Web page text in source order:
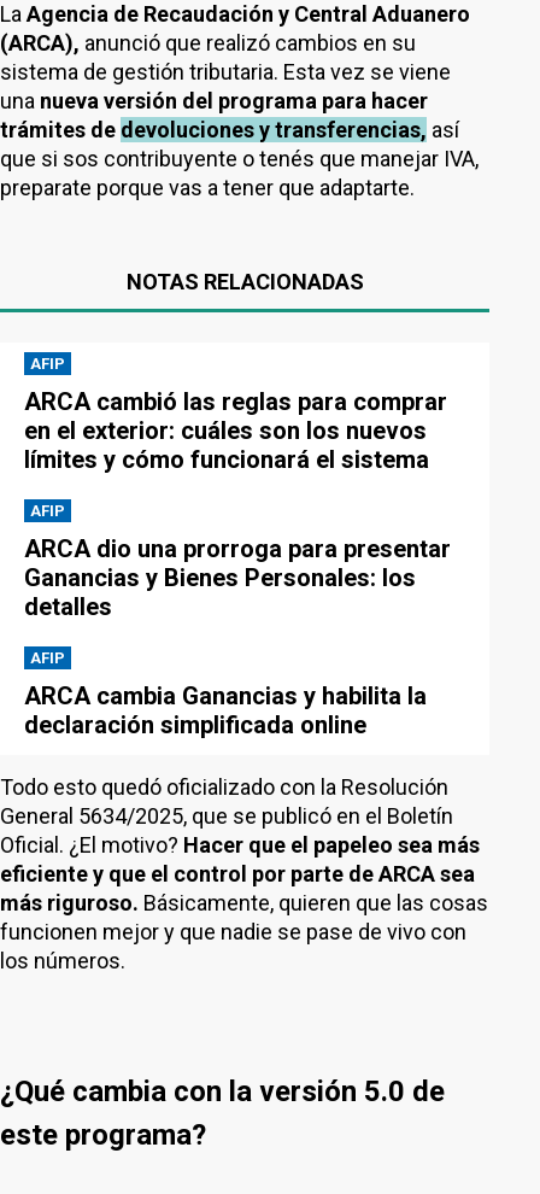
La Agencia de Recaudación y Central Aduanero
(ARCA), anunció que realizó cambios en su
sistema de gestión tributaria. Esta vez se viene
una nueva versión del programa para hacer
trámites de devoluciones y transferencias, así
que si sos contribuyente o tenés que manejar IVA,
preparate porque vas a tener que adaptarte.
NOTAS RELACIONADAS
AFIP
ARCA cambió las reglas para comprar
en el exterior: cuáles son los nuevos
límites y cómo funcionará el sistema
AFIP
ARCA dio una prorroga para presentar
Ganancias y Bienes Personales: los
detalles
AFIP
ARCA cambia Ganancias y habilita la
declaración simplificada online
Todo esto quedó oficializado con la Resolución
General 5634/2025, que se publicó en el Boletín
Oficial. ¿El motivo? Hacer que el papeleo sea más
eficiente y que el control por parte de ARCA sea
más riguroso. Básicamente, quieren que las cosas
funcionen mejor y que nadie se pase de vivo con
los números.
¿Qué cambia con la versión 5.0 de
este programa?